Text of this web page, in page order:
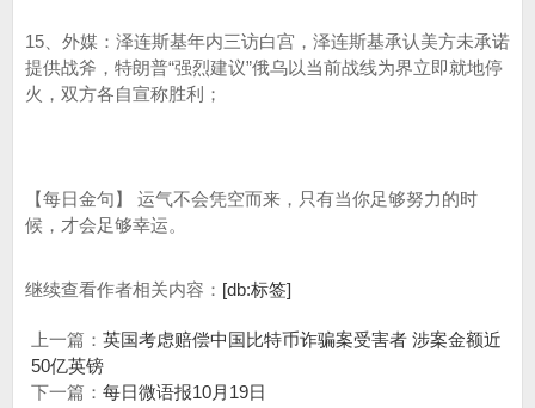
15、外媒：泽连斯基年内三访白宫，泽连斯基承认美方未承诺
提供战斧，特朗普“强烈建议”俄乌以当前战线为界立即就地停
火，双方各自宣称胜利；
【每日金句】 运气不会凭空而来，只有当你足够努力的时
候，才会足够幸运。
继续查看作者相关内容： [db:标签]
上一篇： 英国考虑赔偿中国比特币诈骗案受害者 涉案金额近
50亿英镑
下一篇： 每日微语报10月19日